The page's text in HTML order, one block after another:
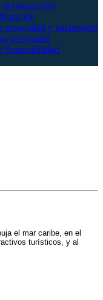
tu transacción
privacidad y tratamiento
personales
Sostenibilidad
el mar caribe, en el
turísticos, y al